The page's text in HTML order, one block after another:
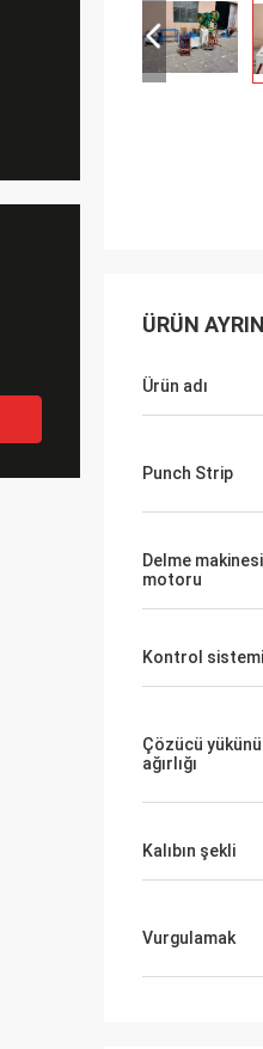
ÜRÜN
Ürün adı
Punch Strip
Delme
motoru
Kontrol sistemi
Çözücü
ağırlığı
Kalıbın şekli
Vurgulamak